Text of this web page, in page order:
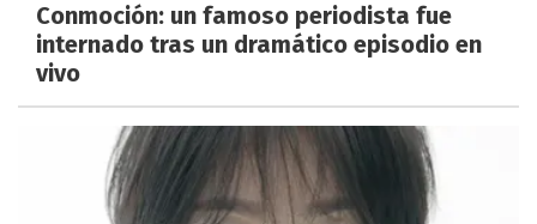
Conmoción: un famoso periodista fue
internado tras un dramático episodio en
vivo